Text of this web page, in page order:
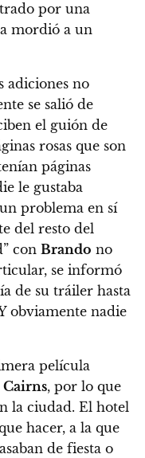
por una
mordió a un
adiciones no
se salió de
el guión de
rosas que son
páginas
le gustaba
problema en sí
del resto del
con Brando no
se informó
de su tráiler hasta
obviamente nadie
película
Cairns, por lo que
la ciudad. El hotel
hacer, a la que
de fiesta o